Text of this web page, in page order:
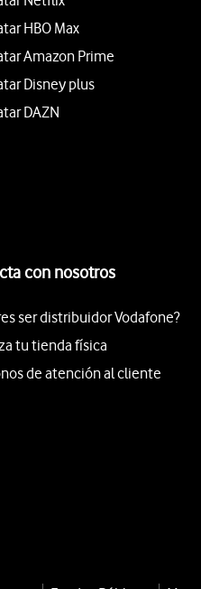
HBO Max
Amazon Prime
Disney plus
DAZN
con nosotros
ser distribuidor Vodafone?
tu tienda física
de atención al cliente